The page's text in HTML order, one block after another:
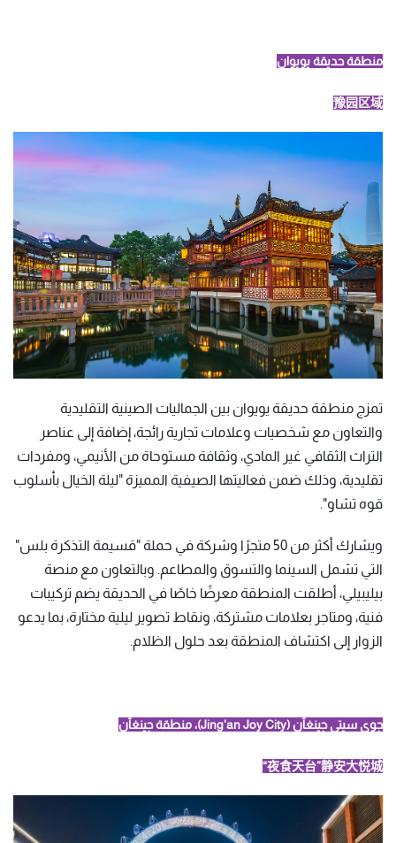
منطقة حديقة يويوان
豫园区域
تمزج منطقة حديقة يويوان بين الجماليات الصينية التقليدية
والتعاون مع شخصيات وعلامات تجارية رائجة، إضافة إلى عناصر
التراث الثقافي غير المادي، وثقافة مستوحاة من الأنيمي، ومفردات
تقليدية، وذلك ضمن فعاليتها الصيفية المميزة "ليلة الخيال بأسلوب
قوه تشاو".
ويشارك أكثر من 50 متجرًا وشركة في حملة "قسيمة التذكرة بلس"
التي تشمل السينما والتسوق والمطاعم. وبالتعاون مع منصة
بيليبيلي، أطلقت المنطقة معرضًا خاصًا في الحديقة يضم تركيبات
فنية، ومتاجر بعلامات مشتركة، ونقاط تصوير ليلية مختارة، بما يدعو
الزوار إلى اكتشاف المنطقة بعد حلول الظلام.
جوي سيتي جينغآن (Jing'an Joy City)، منطقة جينغآن
夜食天台”静安大悦城“